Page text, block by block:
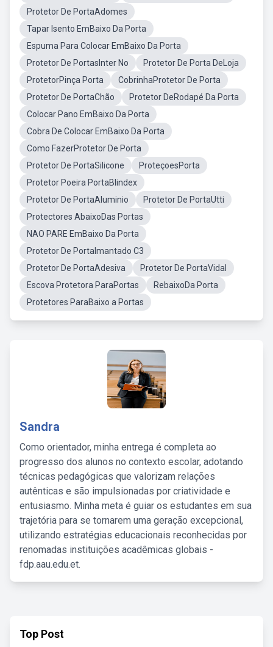
Protetor De PortaAdomes
Tapar Isento EmBaixo Da Porta
Espuma Para Colocar EmBaixo Da Porta
Protetor De PortasInter No
Protetor De Porta DeLoja
ProtetorPinça Porta
CobrinhaProtetor De Porta
Protetor De PortaChão
Protetor DeRodapé Da Porta
Colocar Pano EmBaixo Da Porta
Cobra De Colocar EmBaixo Da Porta
Como FazerProtetor De Porta
Protetor De PortaSilicone
ProteçoesPorta
Protetor Poeira PortaBlindex
Protetor De PortaAluminio
Protetor De PortaUtti
Protectores AbaixoDas Portas
NAO PARE EmBaixo Da Porta
Protetor De PortaImantado C3
Protetor De PortaAdesiva
Protetor De PortaVidal
Escova Protetora ParaPortas
RebaixoDa Porta
Protetores ParaBaixo a Portas
Sandra
Como orientador, minha entrega é completa ao
progresso dos alunos no contexto escolar, adotando
técnicas pedagógicas que valorizam relações
autênticas e são impulsionadas por criatividade e
entusiasmo. Minha meta é guiar os estudantes em sua
trajetória para se tornarem uma geração excepcional,
utilizando estratégias educacionais reconhecidas por
renomadas instituições acadêmicas globais -
fdp.aau.edu.et.
Top Post